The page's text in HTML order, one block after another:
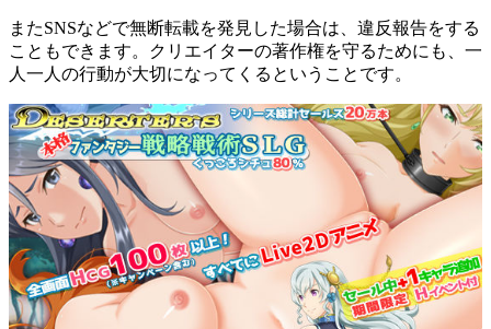
またSNSなどで無断転載を発見した場合は、違反報告をする
こともできます。クリエイターの著作権を守るためにも、一
人一人の行動が大切になってくるということです。